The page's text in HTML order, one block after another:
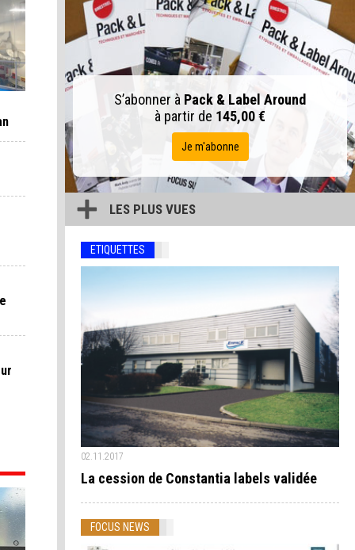
S’abonner à Pack & Label Around
à partir de 145,00 €
Je m'abonne
LES PLUS VUES
ETIQUETTES
02.11.2017
La cession de Constantia labels validée
FOCUS NEWS